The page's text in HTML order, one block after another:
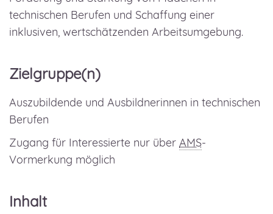
technischen Berufen und Schaffung einer
inklusiven, wertschätzenden Arbeitsumgebung.
Zielgruppe(n)
Auszubildende und Ausbildnerinnen in technischen
Berufen
Zugang für Interessierte nur über AMS-
Vormerkung möglich
Inhalt